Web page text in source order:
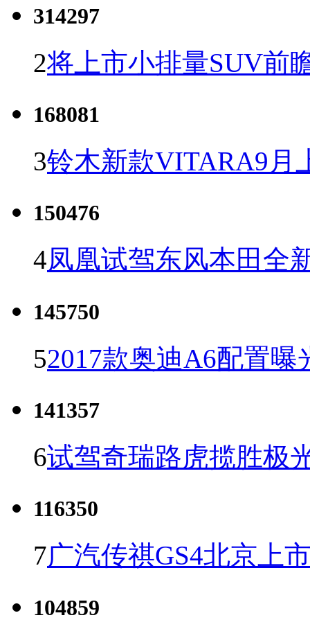
314297
2将上市小排量SUV前
168081
3铃木新款VITARA9月
150476
4凤凰试驾东风本田全
145750
52017款奥迪A6配置曝
141357
6试驾奇瑞路虎揽胜极
116350
7广汽传祺GS4北京上
104859